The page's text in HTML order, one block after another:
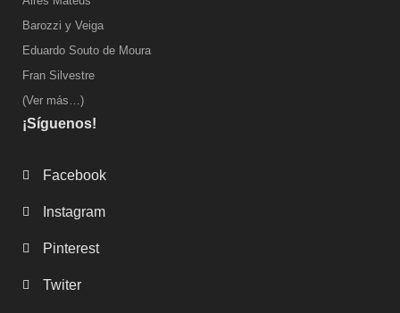
Barozzi y Veiga
Eduardo Souto de Moura
Fran Silvestre
(Ver más…)
¡Síguenos!
Facebook
Instagram
Pinterest
Twiter